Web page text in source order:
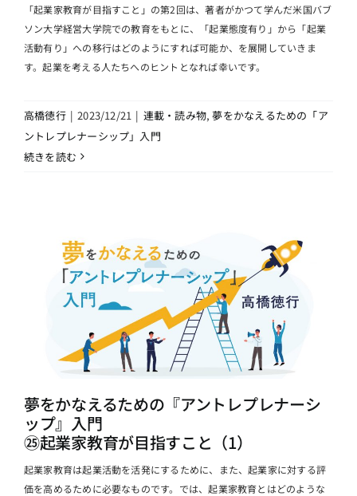
「起業家教育が目指すこと」の第2回は、著者がかつて学んだ米国バブ
ソン大学経営大学院での教育をもとに、「起業態度有り」から「起業
活動有り」への移行はどのようにすれば可能か、を展開していきま
す。起業を考える人たちへのヒントとなれば幸いです。
高橋徳行 | 2023/12/21 | 連載・読み物,夢をかなえるための「ア
ントレプレナーシップ」入門
続きを読む
夢をかなえるための『アントレプレナーシ
ップ』入門
㉕起業家教育が目指すこと（1）
起業家教育は起業活動を活発にするために、また、起業家に対する評
価を高めるために必要なものです。では、起業家教育とはどのような